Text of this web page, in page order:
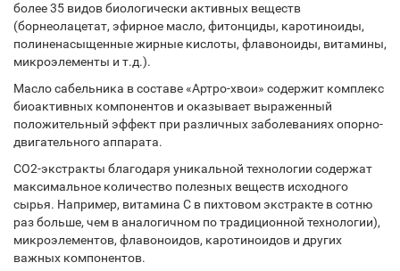
более 35 видов биологически активных веществ
(борнеолацетат, эфирное масло, фитонциды, каротиноиды,
полиненасыщенные жирные кислоты, флавоноиды, витамины,
микроэлементы и т.д.).
Масло сабельника в составе «Артро-хвои» содержит комплекс
биоактивных компонентов и оказывает выраженный
положительный эффект при различных заболеваниях опорно-
двигательного аппарата.
СО2-экстракты благодаря уникальной технологии содержат
максимальное количество полезных веществ исходного
сырья. Например, витамина С в пихтовом экстракте в сотню
раз больше, чем в аналогичном по традиционной технологии),
микроэлементов, флавоноидов, каротиноидов и других
важных компонентов.